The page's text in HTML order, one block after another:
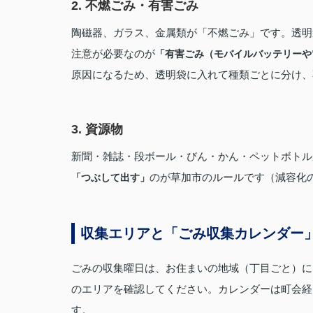
2. 不燃ごみ・有害ごみ
陶磁器、ガラス、金属類が「不燃ごみ」です。透
注意が必要なのが 「有害ごみ（モバイルバッテリー
原因になるため、透明袋に入れて種類ごとに分け
3. 資源物
新聞・雑誌・段ボール・びん・かん・ペットボト
「つぶして出す」 のが草加市のルールです（減容化
収集エリアと「ごみ収集カレンダー
ごみの収集曜日は、お住まいの地域（丁目ごと）
のエリアを確認してください。カレンダーは町会
す。